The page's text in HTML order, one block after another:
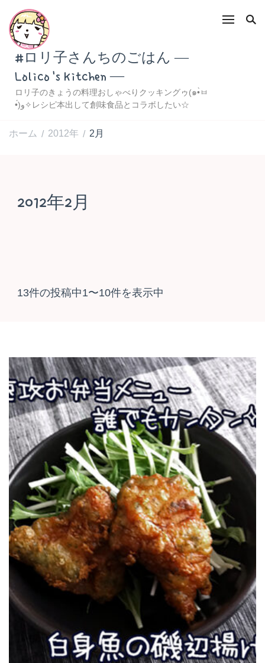
#ロリ子さんちのごはん ―
Lolico's Kitchen ―
ロリ子のきょうの料理おしゃべりクッキングゥ(๑•̀ㅂ
•́)و✧レシピ本出して創味食品とコラボしたい☆
ホーム / 2012年 / 2月
2012年2月
13件の投稿中1〜10件を表示中